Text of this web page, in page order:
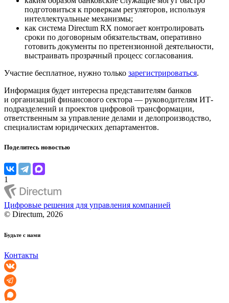
подготовиться к проверкам регуляторов, используя
интеллектуальные механизмы;
как система Directum RX помогает контролировать
сроки по договорным обязательствам, оперативно
готовить документы по претензионной деятельности,
выстраивать прозрачный процесс согласования.
Участие бесплатное, нужно только зарегистрироваться.
Информация будет интересна представителям банков
и организаций финансового сектора — руководителям ИТ-
подразделений и проектов цифровой трансформации,
ответственным за управление делами и делопроизводство,
специалистам юридических департаментов.
Поделитесь новостью
1
Цифровые решения для управления компанией
© Directum, 2026
Будьте с нами
Контакты